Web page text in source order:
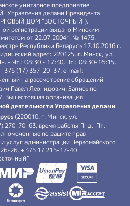
унитарное предприятие
делами Президента
ДОМ "ВОСТОЧНЫЙ").
регистрации выдано Минским
от 22.07.2004г. № 1475.
Республики Беларусь 17.10.2016 г.
адрес: 220125, г. Минск, ул.
- Чт.: 08:30 - 17:30, Пт.: 08:30-16:15,
(17) 357-29-37, e-mail:
на рассмотрение обращений
Павел Леонидович, Запись по
организация
деятельности Управления делами
(220010, г. Минск, ул.
270-70-63, время работы Пнд.-Пт.
по защите прав
услуг администрации Первомайского
26, +375 17 215-17-40